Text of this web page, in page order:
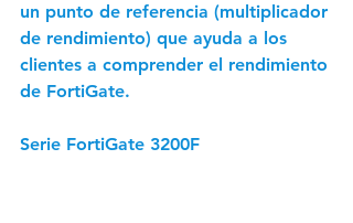
un punto de referencia (multiplicador
de rendimiento) que ayuda a los
clientes a comprender el rendimiento
de FortiGate.
Serie FortiGate 3200F